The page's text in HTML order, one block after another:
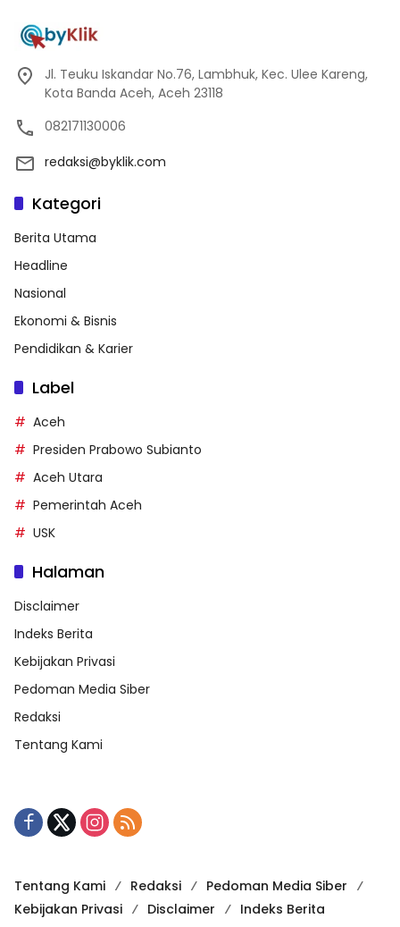
Jl. Teuku Iskandar No.76, Lambhuk, Kec. Ulee Kareng,
Kota Banda Aceh, Aceh 23118
082171130006
redaksi@byklik.com
Kategori
Berita Utama
Headline
Nasional
Ekonomi & Bisnis
Pendidikan & Karier
Label
Aceh
Presiden Prabowo Subianto
Aceh Utara
Pemerintah Aceh
USK
Halaman
Disclaimer
Indeks Berita
Kebijakan Privasi
Pedoman Media Siber
Redaksi
Tentang Kami
Tentang Kami Redaksi
Pedoman Media Siber
Kebijakan Privasi
Disclaimer Indeks Berita